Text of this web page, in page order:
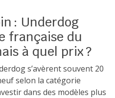
: Underdog
française du
à quel prix ?
s’avèrent souvent 20
selon la catégorie
dans des modèles plus